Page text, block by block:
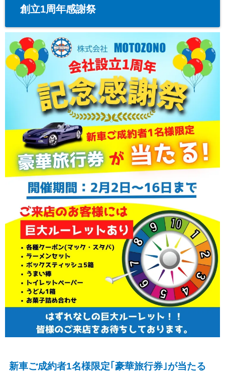
創立1周年感謝祭
新車ご成約者1名様限定｢豪華旅行券｣が当たる